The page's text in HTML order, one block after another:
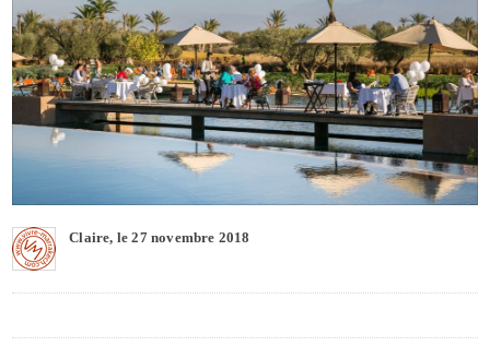
Claire, le 27 novembre 2018